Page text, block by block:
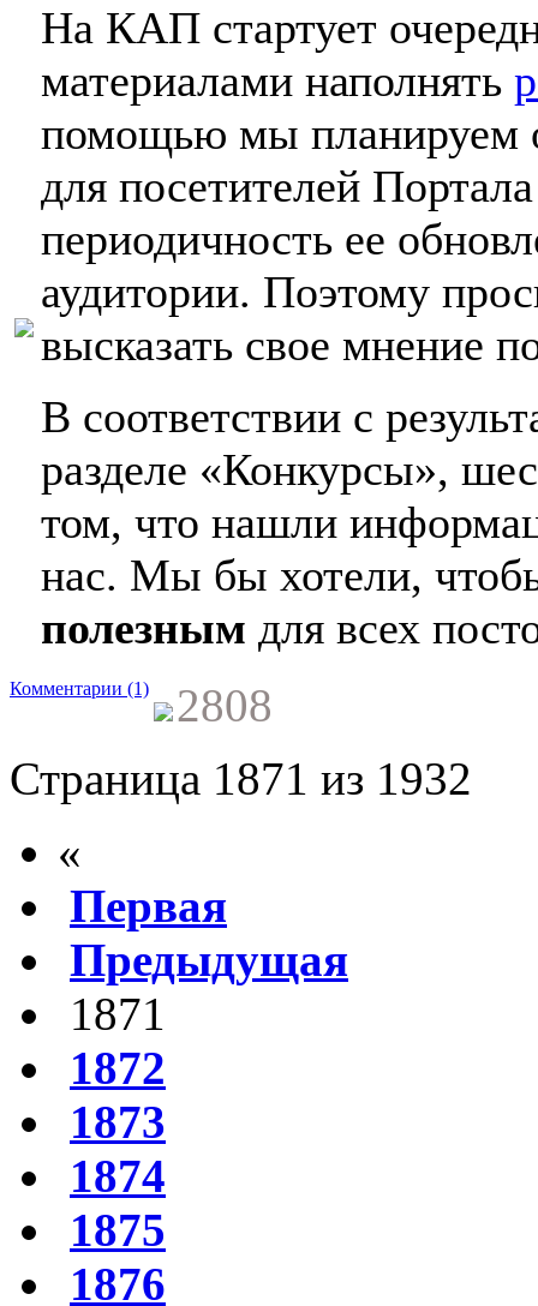
На КАП стартует
материалами наполнять
помощью мы планируем
для посетителей
периодичность ее
аудитории. Поэтому
высказать свое мнение
В соответствии с
разделе «Конкурсы»,
том, что нашли
нас. Мы бы хотели,
полезным для всех
Комментарии (1)
2808
Страница 1871 из 1932
«
Первая
Предыдущая
1871
1872
1873
1874
1875
1876